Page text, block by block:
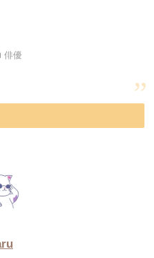
俳優